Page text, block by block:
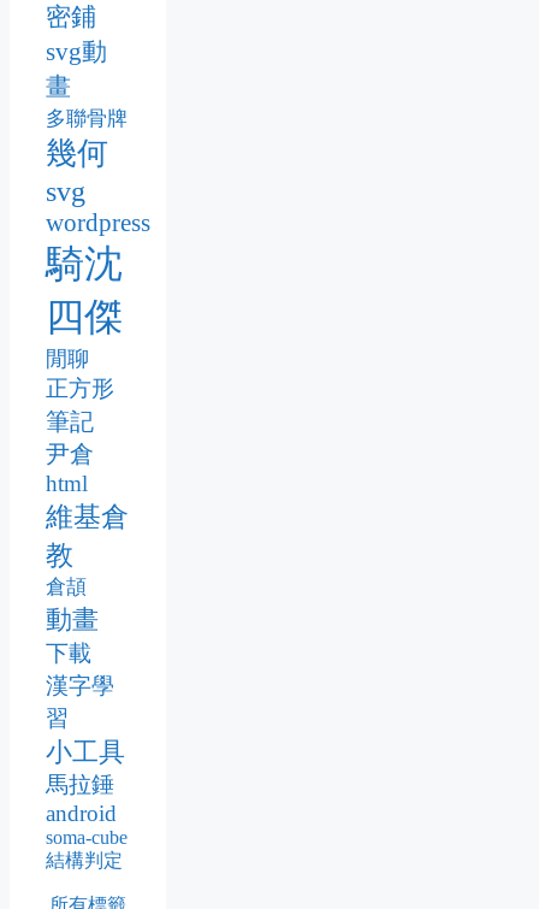
密鋪
svg動
畫
多聯骨牌
幾何
svg
wordpress
騎沈
四傑
閒聊
正方形
筆記
尹倉
html
維基倉
教
倉頡
動畫
下載
漢字學
習
小工具
馬拉錘
android
soma-cube
結構判定